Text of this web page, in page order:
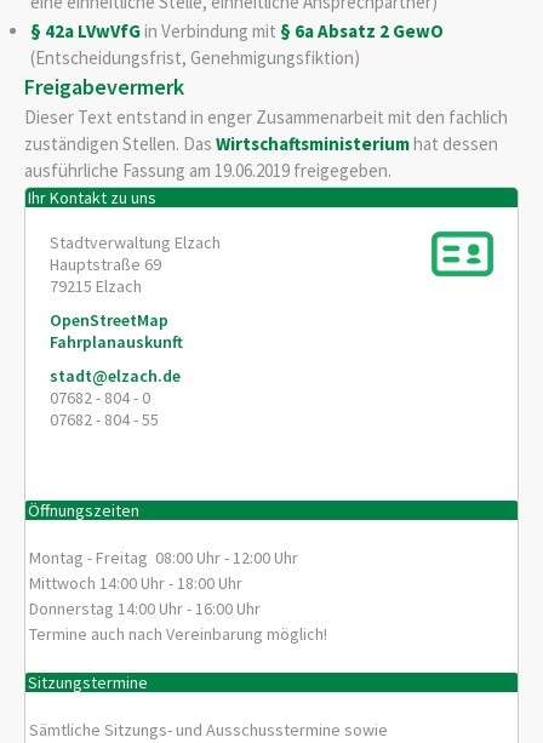
§ 42a LVwVfGin Verbindung mit § 6a Absatz 2 GewO
(Entscheidungsfrist, Genehmigungsfiktion)
Freigabevermerk
Dieser Text entstand in enger Zusammenarbeit mit den fachlich
zuständigen Stellen. Das Wirtschaftsministeriumhat dessen
ausführliche Fassung am 19.06.2019 freigegeben.
Ihr Kontakt zu uns
Stadtverwaltung Elzach
Hauptstraße 69
79215 Elzach
OpenStreetMap
Fahrplanauskunft
stadt@elzach.de
07682 - 804 - 0
07682 - 804 - 55
Öffnungszeiten
Montag - Freitag 08:00 Uhr - 12:00 Uhr
Mittwoch 14:00 Uhr - 18:00 Uhr
Donnerstag 14:00 Uhr - 16:00 Uhr
Termine auch nach Vereinbarung möglich!
Sitzungstermine
Sämtliche Sitzungs- und Ausschusstermine sowie